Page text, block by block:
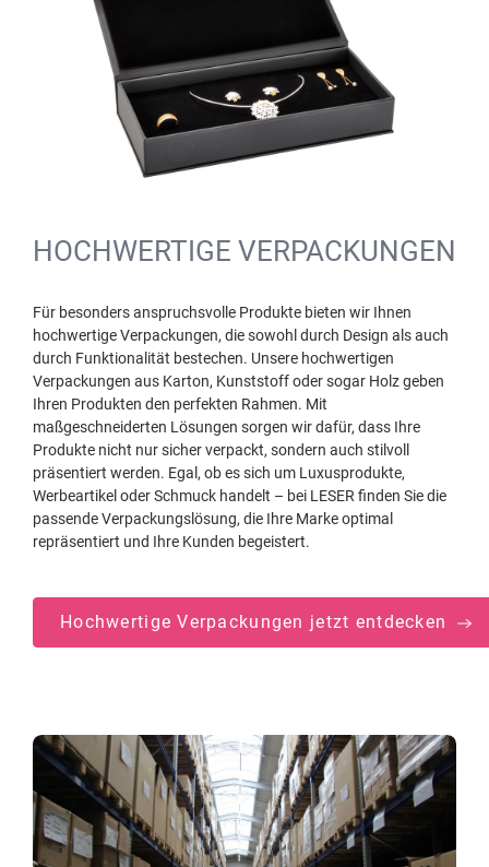
HOCHWERTIGE VERPACKUNGEN
Für besonders anspruchsvolle Produkte bieten wir Ihnen
hochwertige Verpackungen, die sowohl durch Design als auch
durch Funktionalität bestechen. Unsere hochwertigen
Verpackungen aus Karton, Kunststoff oder sogar Holz geben
Ihren Produkten den perfekten Rahmen. Mit
maßgeschneiderten Lösungen sorgen wir dafür, dass Ihre
Produkte nicht nur sicher verpackt, sondern auch stilvoll
präsentiert werden. Egal, ob es sich um Luxusprodukte,
Werbeartikel oder Schmuck handelt – bei LESER finden Sie die
passende Verpackungslösung, die Ihre Marke optimal
repräsentiert und Ihre Kunden begeistert.
Hochwertige Verpackungen jetzt entdecken